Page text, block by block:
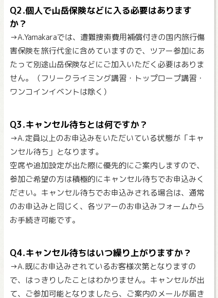
Q2.個人で山岳保険などに入る必要はあります
か？
→A.Yamakaraでは、遭難捜索費用補償付きの国内旅行傷
害保険を旅行代金に含めていますので、ツアー参加にあ
たって別途山岳保険などにご加入いただく必要はありま
せん。（フリークライミング講習・トップロープ講習・
ワンコインイベントは除く）
Q3.キャンセル待ちとは何ですか？
→A.定員以上のお申込みをいただいている状態が「キャ
ンセル待ち」となります。
空席や追加設定が出た際に優先的にご案内しますので、
参加ご希望の方は積極的にキャンセル待ちでお申込みく
ださい。キャンセル待ちでお申込みされる場合は、通常
のお申込みと同じく、各ツアーのお申込みフォームから
お手続き可能です。
Q4.キャンセル待ちはいつ繰り上がりますか？
→A.既にお申込みされているお客様次第となりますの
で、はっきりしたことはわかりません。キャンセルが出
て、ご参加可能となりましたら、ご案内のメールが届き